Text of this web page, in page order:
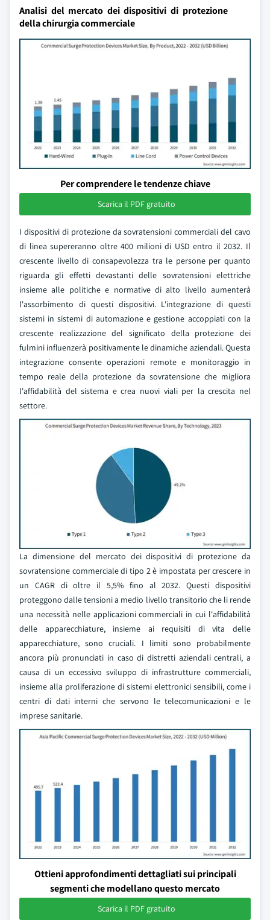
Analisi del mercato dei dispositivi di protezione
della chirurgia commerciale
Per comprendere le tendenze chiave
Scarica il PDF gratuito
I dispositivi di protezione da sovratensioni commerciali del cavo
di linea supereranno oltre 400 milioni di USD entro il 2032. Il
crescente livello di consapevolezza tra le persone per quanto
riguarda gli effetti devastanti delle sovratensioni elettriche
insieme alle politiche e normative di alto livello aumenterà
l'assorbimento di questi dispositivi. L'integrazione di questi
sistemi in sistemi di automazione e gestione accoppiati con la
crescente realizzazione del significato della protezione dei
fulmini influenzerà positivamente le dinamiche aziendali. Questa
integrazione consente operazioni remote e monitoraggio in
tempo reale della protezione da sovratensione che migliora
l'affidabilità del sistema e crea nuovi viali per la crescita nel
settore.
La dimensione del mercato dei dispositivi di protezione da
sovratensione commerciale di tipo 2 è impostata per crescere in
un CAGR di oltre il 5,5% fino al 2032. Questi dispositivi
proteggono dalle tensioni a medio livello transitorio che li rende
una necessità nelle applicazioni commerciali in cui l'affidabilità
delle apparecchiature, insieme ai requisiti di vita delle
apparecchiature, sono cruciali. I limiti sono probabilmente
ancora più pronunciati in caso di distretti aziendali centrali, a
causa di un eccessivo sviluppo di infrastrutture commerciali,
insieme alla proliferazione di sistemi elettronici sensibili, come i
centri di dati interni che servono le telecomunicazioni e le
imprese sanitarie.
Ottieni approfondimenti dettagliati sui principali
segmenti che modellano questo mercato
Scarica il PDF gratuito